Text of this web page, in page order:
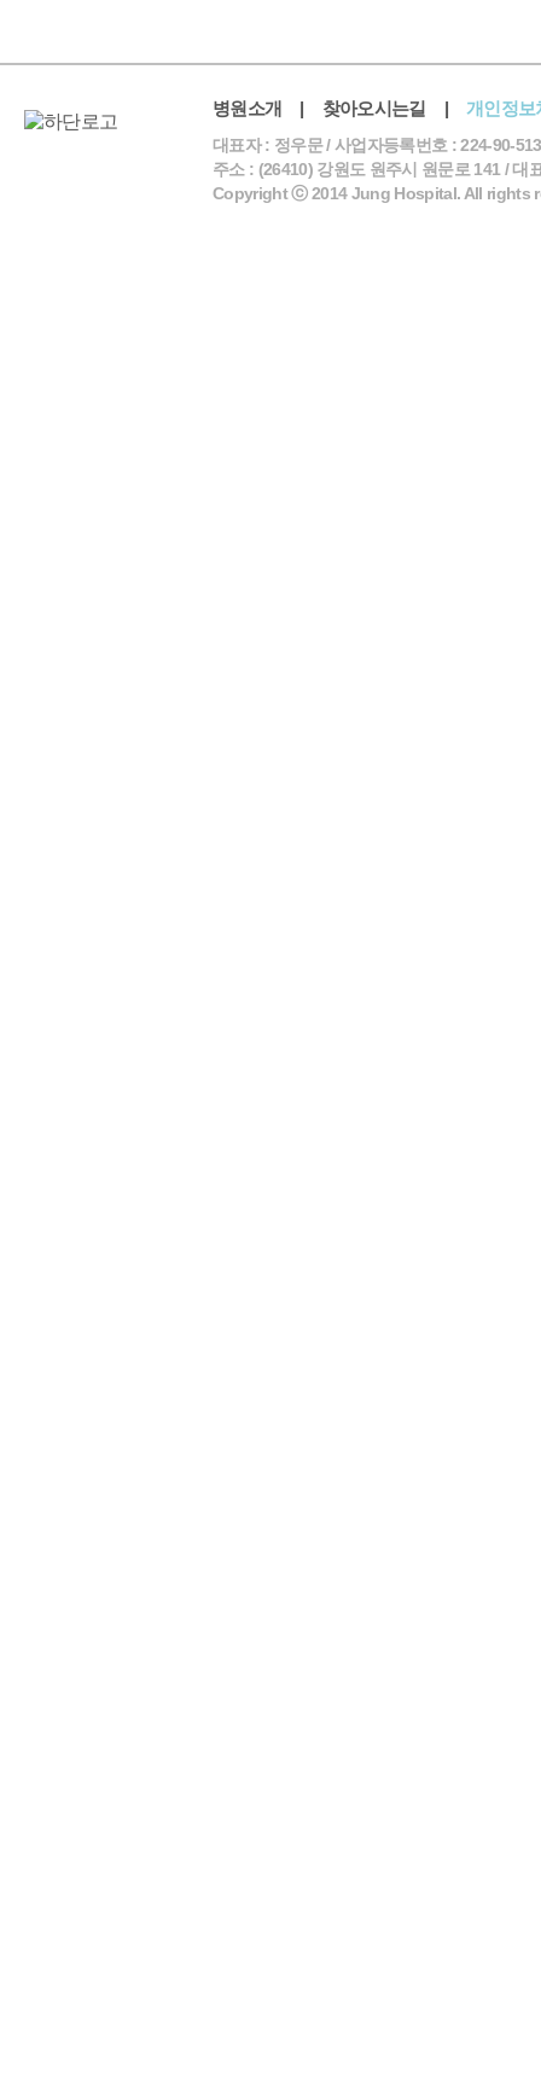
병원소개 | 찾아오시는길 | 개인정보
대표자 : 정우문 / 사업자등록번호 : 224-90-
주소 : (26410) 강원도 원주시 원문로 141 / 대
Copyright ⓒ 2014 Jung Hospital. All rights